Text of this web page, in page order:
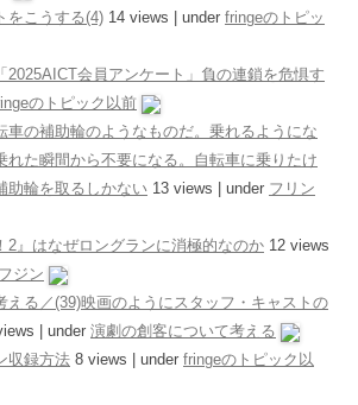
をこうする(4) 14 views under fringeのトピッ
2025AICT会員アンケート」負の連鎖を危惧す
のトピック以前
車の補助輪のようなものだ。乗れるようにな
れた瞬間から不要になる。自転車に乗りたけ
助輪を取るしかない 13 views under フリン
2』はなぜロングランに消極的なのか 12 views
ジン
える／(39)映画のようにスタッフ・キャストの
under 演劇の創客について考える
収録方法 8 views under fringeのトピック以